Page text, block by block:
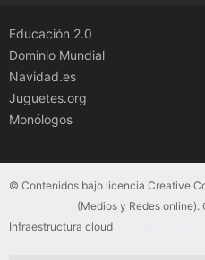
Educación 2.0
Dominio Mundial
Navidad.es
Juguetes.org
Monólogos
© Contenidos bajo licencia Creative
(Medios y Redes
Infraestructura cloud